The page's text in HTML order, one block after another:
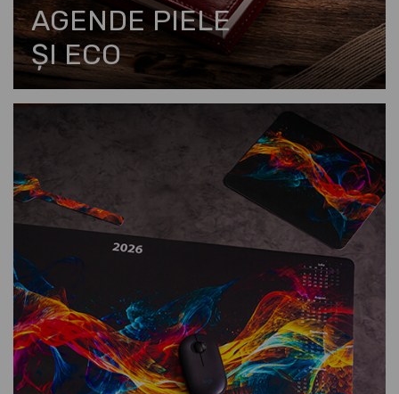
AGENDE PIELE
ȘI ECO